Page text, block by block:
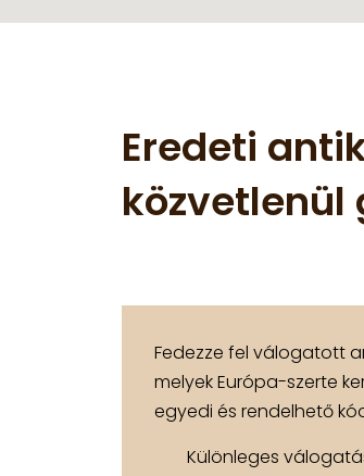
Eredeti
közvetlenül
Fedezze fel válogatott
melyek Európa-szerte
egyedi és rendelhető
Különleges